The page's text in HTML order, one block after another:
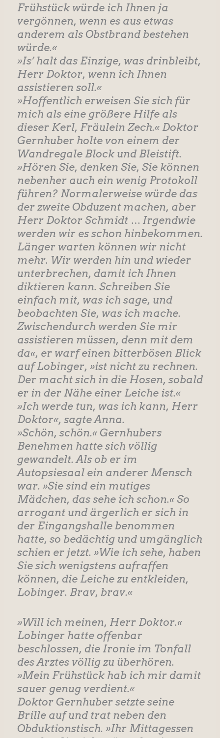
Frühstück würde ich Ihnen ja
vergönnen, wenn es aus etwas
anderem als Obstbrand bestehen
würde.«
»Is’ halt das Einzige, was drinbleibt,
Herr Doktor, wenn ich Ihnen
assistieren soll.«
»Hoffentlich erweisen Sie sich für
mich als eine größere Hilfe als
dieser Kerl, Fräulein Zech.« Doktor
Gernhuber holte von einem der
Wandregale Block und Bleistift.
»Hören Sie, denken Sie, Sie können
nebenher auch ein wenig Protokoll
führen? Normalerweise würde das
der zweite Obduzent machen, aber
Herr Doktor Schmidt … Irgendwie
werden wir es schon hinbekommen.
Länger warten können wir nicht
mehr. Wir werden hin und wieder
unterbrechen, damit ich Ihnen
diktieren kann. Schreiben Sie
einfach mit, was ich sage, und
beobachten Sie, was ich mache.
Zwischendurch werden Sie mir
assistieren müssen, denn mit dem
da«, er warf einen bitterbösen Blick
auf Lobinger, »ist nicht zu rechnen.
Der macht sich in die Hosen, sobald
er in der Nähe einer Leiche ist.«
»Ich werde tun, was ich kann, Herr
Doktor«, sagte Anna.
»Schön, schön.« Gernhubers
Benehmen hatte sich völlig
gewandelt. Als ob er im
Autopsiesaal ein anderer Mensch
war. »Sie sind ein mutiges
Mädchen, das sehe ich schon.« So
arrogant und ärgerlich er sich in
der Eingangshalle benommen
hatte, so bedächtig und umgänglich
schien er jetzt. »Wie ich sehe, haben
Sie sich wenigstens aufraffen
können, die Leiche zu entkleiden,
Lobinger. Brav, brav.«
»Will ich meinen, Herr Doktor.«
Lobinger hatte offenbar
beschlossen, die Ironie im Tonfall
des Arztes völlig zu überhören.
»Mein Frühstück hab ich mir damit
sauer genug verdient.«
Doktor Gernhuber setzte seine
Brille auf und trat neben den
Obduktionstisch. »Ihr Mittagessen